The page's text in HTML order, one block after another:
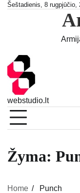
SkipŠeštadienis, 8 rugpjūčio,
webstudio.lt
Žyma:
Home Punch